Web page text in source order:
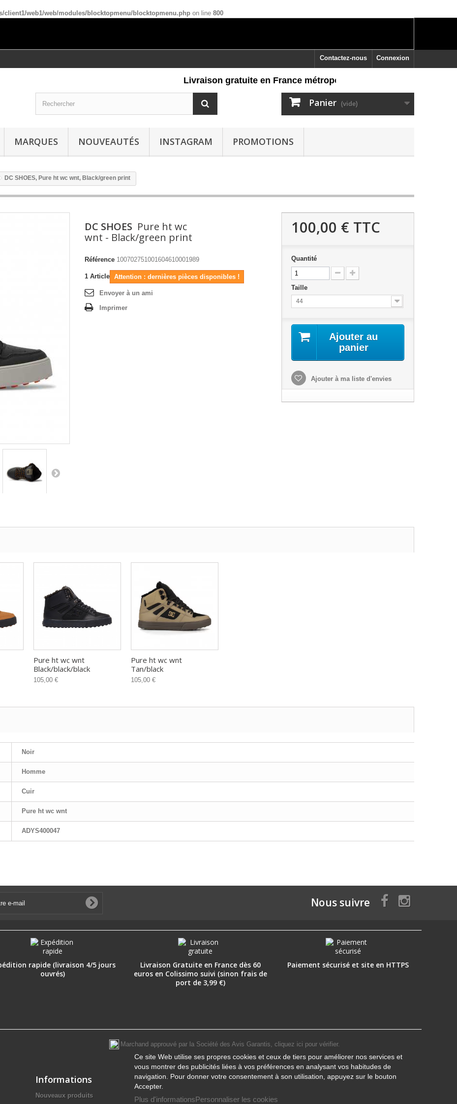
client1/web1/web/modules/blocktopmenu/blocktopmenu.php on line 800
Connexion
Contactez-nous
Panier (vide)
MARQUES NOUVEAUTÉS INSTAGRAM PROMOTIONS
Livraison gratuite en France métropolitaine dès 60 euros d'achat,
DC SHOES, Pure ht wc wnt, Black/green print
DC SHOES Pure ht wc
wnt - Black/green print
Référence 100702751001604610001989
1 Article Attention : dernières pièces disponibles !
Envoyer à un ami
Imprimer
100,00 € TTC
Quantité
Taille
44
Ajouter au
panier
Ajouter à ma liste d'envies
Pure ht wc wnt
Black/black/black
105,00 €
Pure ht wc wnt
Tan/black
105,00 €
Noir
Homme
Cuir
Pure ht wc wnt
ADYS400047
Nous suivre
rapide (livraison 4/5 jours
ouvrés)
Livraison Gratuite en France dès 60
euros en Colissimo suivi (sinon frais de
port de 3,99 €)
Paiement sécurisé et site en HTTPS
Marchand approuvé par la Société des Avis Garantis,cliquez ici pour vérifier.
Informations
Nouveaux produits
Ce site Web utilise ses propres cookies et ceux de tiers pour améliorer nos services et
vous montrer des publicités liées à vos préférences en analysant vos habitudes de
navigation. Pour donner votre consentement à son utilisation, appuyez sur le bouton
Accepter.
Plus d'informationsPersonnaliser les cookies